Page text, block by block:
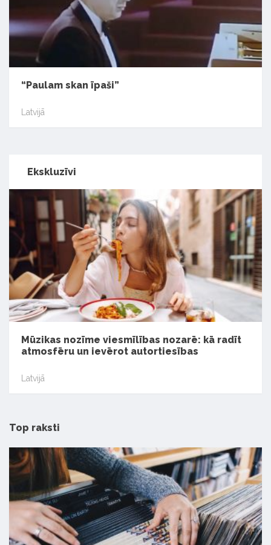
“Paulam skan īpaši”
Latvijā
Ekskluzīvi
Mūzikas nozīme viesmīlības nozarē: kā radīt
atmosfēru un ievērot autortiesības
Latvijā
Top raksti